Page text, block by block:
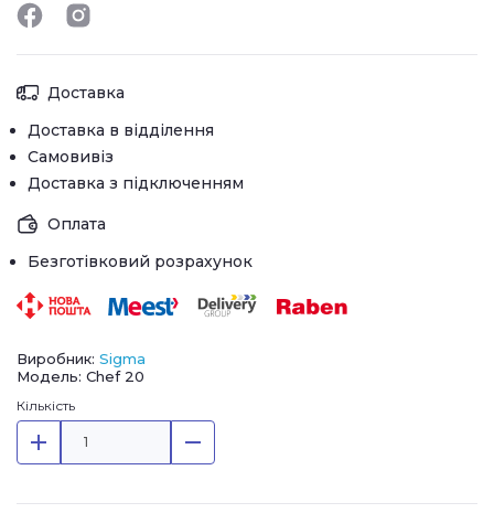
Доставка
Доставка в відділення
Самовивіз
Доставка з підключенням
Оплата
Безготівковий розрахунок
Виробник: Sigma
Модель: Chef 20
Кількість